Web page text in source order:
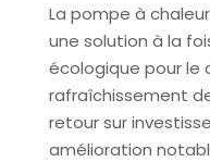
La pompe à
une solution à la
écologique pour le
rafraîchissement
retour sur
amélioration